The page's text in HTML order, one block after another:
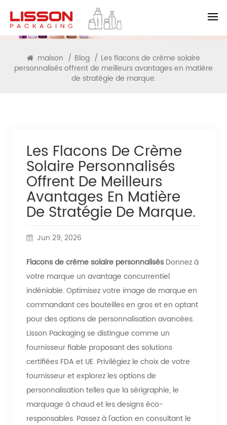
BLOG
maison / Blog / Les flacons de crème solaire
personnalisés offrent de meilleurs avantages en matière
de stratégie de marque.
Les Flacons De Crème
Solaire Personnalisés
Offrent De Meilleurs
Avantages En Matière
De Stratégie De Marque.
Jun 29, 2026
Flacons de crème solaire personnalisés Donnez à
votre marque un avantage concurrentiel
indéniable. Optimisez votre image de marque en
commandant ces bouteilles en gros et en optant
pour des options de personnalisation avancées.
Lisson Packaging se distingue comme un
fournisseur fiable proposant des solutions
certifiées FDA et UE. Privilégiez le choix de votre
fournisseur et explorez les options de
personnalisation telles que la sérigraphie, le
marquage à chaud et les designs éco-
responsables. Passez à l'action en consultant le